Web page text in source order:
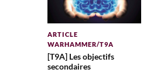
ARTICLE
WARHAMMER/T9A
[T9A] Les objectifs
secondaires